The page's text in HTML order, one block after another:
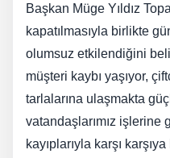
Başkan Müge Yıldız
kapatılmasıyla birlikte
olumsuz etkilendiğini
müşteri kaybı yaşıyor,
tarlalarına ulaşmakta
vatandaşlarımız
kayıplarıyla karşı